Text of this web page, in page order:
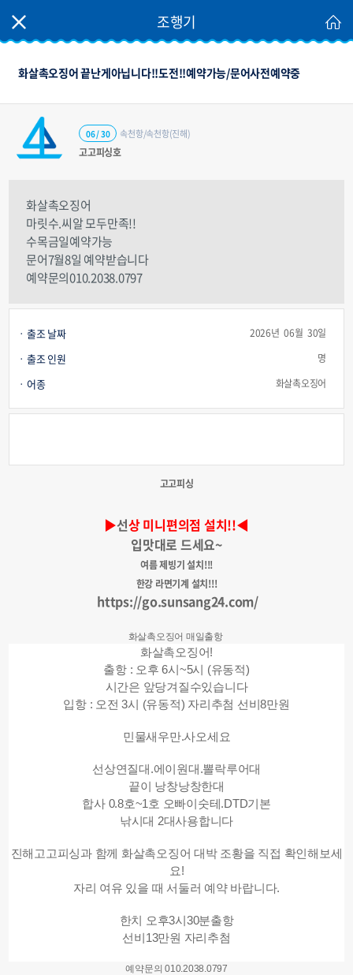
조행기
화살촉오징어 끝난게아닙니다!!도전!!예약가능/문어사전예약중
고고피싱호
속천항/속천항(진해)
06 / 30
화살촉오징어
마릿수.씨알 모두만족!!
수목금일예약가능
문어7월8일 예약받습니다
예약문의010.2038.0797
출조 날짜 2026년 06월 30일
출조 인원 명
어종 화살촉오징어
고고피싱
▶선상 미니편의점 설치!!◀
입맛대로 드세요~
여름 제빙기 설치!!!
한강 라면기계 설치!!!
https://go.sunsang24.com/
화살촉오징어 매일출항
화살촉오징어!
출항 : 오후 6시~5시 (유동적)
시간은 앞당겨질수있습니다
입항 : 오전 3시 (유동적) 자리추첨 선비8만원
민물새우만.사오세요
선상연질대.에이원대.뽈락루어대
끝이 낭창낭창한대
합사 0.8호~1호 오빠이숫테.DTD기본
낚시대 2대사용합니다
진해고고피싱과 함께 화살촉오징어 대박 조황을 직접 확인해보세
요!
자리 여유 있을 때 서둘러 예약 바랍니다.
한치 오후3시30분출항
선비13만원 자리추첨
예약문의 010.2038.0797